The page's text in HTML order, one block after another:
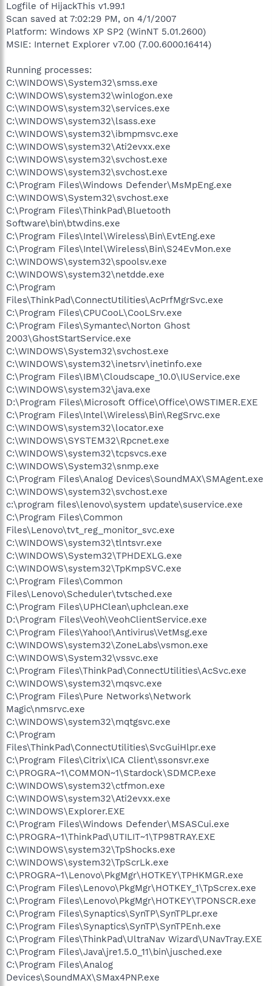
Logfile of HijackThis v1.99.1
Scan saved at 7:02:29 PM, on 4/1/2007
Platform: Windows XP SP2 (WinNT 5.01.2600)
MSIE: Internet Explorer v7.00 (7.00.6000.16414)
Running processes:
C:\WINDOWS\System32\smss.exe
C:\WINDOWS\system32\winlogon.exe
C:\WINDOWS\system32\services.exe
C:\WINDOWS\system32\lsass.exe
C:\WINDOWS\system32\ibmpmsvc.exe
C:\WINDOWS\system32\Ati2evxx.exe
C:\WINDOWS\system32\svchost.exe
C:\WINDOWS\system32\svchost.exe
C:\Program Files\Windows Defender\MsMpEng.exe
C:\WINDOWS\System32\svchost.exe
C:\Program Files\ThinkPad\Bluetooth
Software\bin\btwdins.exe
C:\Program Files\Intel\Wireless\Bin\EvtEng.exe
C:\Program Files\Intel\Wireless\Bin\S24EvMon.exe
C:\WINDOWS\system32\spoolsv.exe
C:\WINDOWS\system32\netdde.exe
C:\Program
Files\ThinkPad\ConnectUtilities\AcPrfMgrSvc.exe
C:\Program Files\CPUCooL\CooLSrv.exe
C:\Program Files\Symantec\Norton Ghost
2003\GhostStartService.exe
C:\WINDOWS\System32\svchost.exe
C:\WINDOWS\system32\inetsrv\inetinfo.exe
C:\Program Files\IBM\Cloudscape_10.0\IUService.exe
C:\WINDOWS\system32\java.exe
D:\Program Files\Microsoft Office\Office\OWSTIMER.EXE
C:\Program Files\Intel\Wireless\Bin\RegSrvc.exe
C:\WINDOWS\system32\locator.exe
C:\WINDOWS\SYSTEM32\Rpcnet.exe
C:\WINDOWS\system32\tcpsvcs.exe
C:\WINDOWS\System32\snmp.exe
C:\Program Files\Analog Devices\SoundMAX\SMAgent.exe
C:\WINDOWS\system32\svchost.exe
c:\program files\lenovo\system update\suservice.exe
C:\Program Files\Common
Files\Lenovo\tvt_reg_monitor_svc.exe
C:\WINDOWS\system32\tlntsvr.exe
C:\WINDOWS\System32\TPHDEXLG.exe
C:\WINDOWS\system32\TpKmpSVC.exe
C:\Program Files\Common
Files\Lenovo\Scheduler\tvtsched.exe
C:\Program Files\UPHClean\uphclean.exe
D:\Program Files\Veoh\VeohClientService.exe
C:\Program Files\Yahoo!\Antivirus\VetMsg.exe
C:\WINDOWS\system32\ZoneLabs\vsmon.exe
C:\WINDOWS\System32\vssvc.exe
C:\Program Files\ThinkPad\ConnectUtilities\AcSvc.exe
C:\WINDOWS\system32\mqsvc.exe
C:\Program Files\Pure Networks\Network
Magic\nmsrvc.exe
C:\WINDOWS\system32\mqtgsvc.exe
C:\Program
Files\ThinkPad\ConnectUtilities\SvcGuiHlpr.exe
C:\Program Files\Citrix\ICA Client\ssonsvr.exe
C:\PROGRA~1\COMMON~1\Stardock\SDMCP.exe
C:\WINDOWS\system32\ctfmon.exe
C:\WINDOWS\system32\Ati2evxx.exe
C:\WINDOWS\Explorer.EXE
C:\Program Files\Windows Defender\MSASCui.exe
C:\PROGRA~1\ThinkPad\UTILIT~1\TP98TRAY.EXE
C:\WINDOWS\system32\TpShocks.exe
C:\WINDOWS\system32\TpScrLk.exe
C:\PROGRA~1\Lenovo\PkgMgr\HOTKEY\TPHKMGR.exe
C:\Program Files\Lenovo\PkgMgr\HOTKEY_1\TpScrex.exe
C:\Program Files\Lenovo\PkgMgr\HOTKEY\TPONSCR.exe
C:\Program Files\Synaptics\SynTP\SynTPLpr.exe
C:\Program Files\Synaptics\SynTP\SynTPEnh.exe
C:\Program Files\ThinkPad\UltraNav Wizard\UNavTray.EXE
C:\Program Files\Java\jre1.5.0_11\bin\jusched.exe
C:\Program Files\Analog
Devices\SoundMAX\SMax4PNP.exe